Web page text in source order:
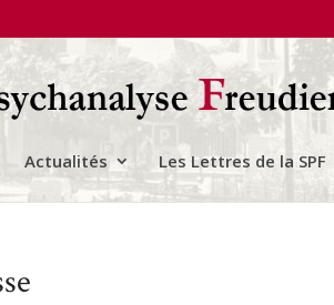
Actualités Les Lettres de la SPF